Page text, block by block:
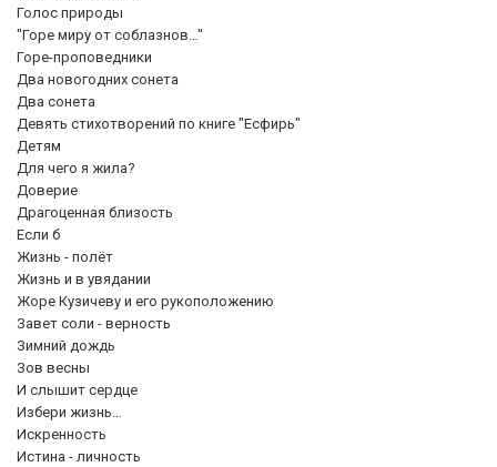
Голос природы
"Горе миру от соблазнов…"
Горе-проповедники
Два новогодних сонета
Два сонета
Девять стихотворений по книге "Есфирь"
Детям
Для чего я жила?
Доверие
Драгоценная близость
Если б
Жизнь - полёт
Жизнь и в увядании
Жоре Кузичеву и его рукоположению
Завет соли - верность
Зимний дождь
Зов весны
И слышит сердце
Избери жизнь…
Искренность
Истина - личность